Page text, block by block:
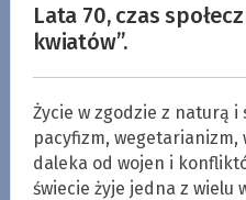
Lata 70, czas
kwiatów”.
Życie w zgodzie z naturą
pacyfizm, wegetarianizm,
daleka od wojen i
świecie żyje jedna z wielu